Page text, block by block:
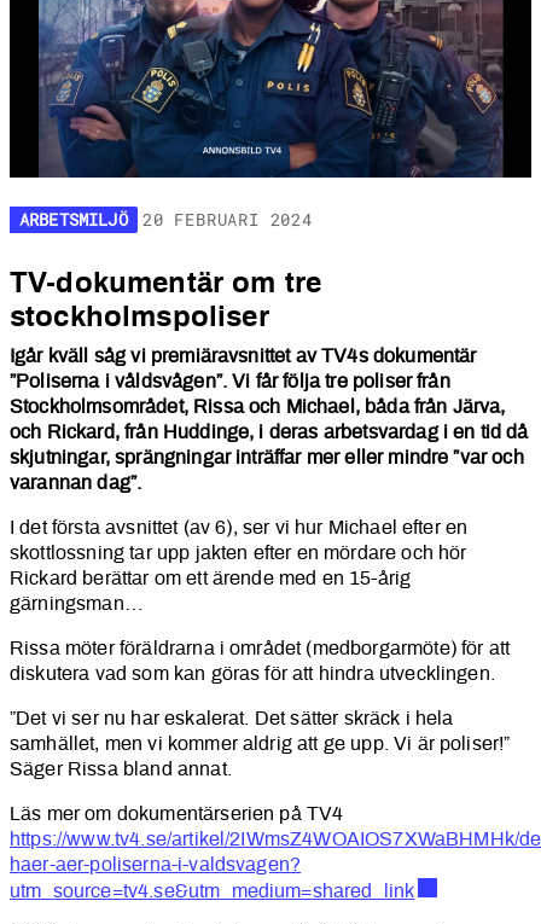
ARBETSMILJÖ 20 FEBRUARI 2024
TV-dokumentär om tre
TV-dokumentär om tre
stockholmspoliser
Igår kväll såg vi premiäravsnittet av TV4s dokumentär
”Poliserna i våldsvågen”. Vi får följa tre poliser från
Stockholmsområdet, Rissa och Michael, båda från Järva,
och Rickard, från Huddinge, i deras arbetsvardag i en tid då
skjutningar, sprängningar inträffar mer eller mindre ”var och
varannan dag”.
I det första avsnittet (av 6), ser vi hur Michael efter en
skottlossning tar upp jakten efter en mördare och hör
Rickard berättar om ett ärende med en 15-årig
gärningsman…
Rissa möter föräldrarna i området (medborgarmöte) för att
diskutera vad som kan göras för att hindra utvecklingen.
”Det vi ser nu har eskalerat. Det sätter skräck i hela
samhället, men vi kommer aldrig att ge upp. Vi är poliser!”
Säger Rissa bland annat.
Läs mer om dokumentärserien på TV4
https://www.tv4.se/artikel/2IWmsZ4WOAIOS7XWaBHMHk/
haer-aer-poliserna-i-valdsvagen?
utm_source=tv4.se&utm_medium=shared_link